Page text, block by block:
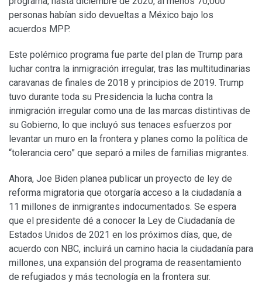
personas habían sido devueltas a México bajo los
acuerdos MPP.
Este polémico programa fue parte del plan de Trump para
luchar contra la inmigración irregular, tras las multitudinarias
caravanas de finales de 2018 y principios de 2019. Trump
tuvo durante toda su Presidencia la lucha contra la
inmigración irregular como una de las marcas distintivas de
su Gobierno, lo que incluyó sus tenaces esfuerzos por
levantar un muro en la frontera y planes como la política de
“tolerancia cero” que separó a miles de familias migrantes.
Ahora, Joe Biden planea publicar un proyecto de ley de
reforma migratoria que otorgaría acceso a la ciudadanía a
11 millones de inmigrantes indocumentados. Se espera
que el presidente dé a conocer la Ley de Ciudadanía de
Estados Unidos de 2021 en los próximos días, que, de
acuerdo con NBC, incluirá un camino hacia la ciudadanía para
millones, una expansión del programa de reasentamiento
de refugiados y más tecnología en la frontera sur.